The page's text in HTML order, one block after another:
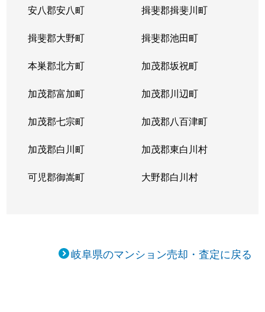
安八郡安八町 揖斐郡揖斐川町
揖斐郡大野町 揖斐郡池田町
本巣郡北方町 加茂郡坂祝町
加茂郡富加町 加茂郡川辺町
加茂郡七宗町 加茂郡八百津町
加茂郡白川町 加茂郡東白川村
可児郡御嵩町 大野郡白川村
岐阜県のマンション売却・査定に戻る